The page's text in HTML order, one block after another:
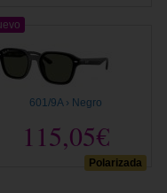
Polarizada
601/9A › Negro
115,05€